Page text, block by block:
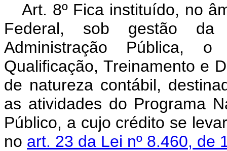
Art. 8º Fica instituído, no
Federal, sob gestão da
Administração Pública,
Qualificação, Treinamento e
de natureza contábil,
as atividades do Programa
Público, a cujo crédito se
no art. 23 da Lei nº 8.460, de